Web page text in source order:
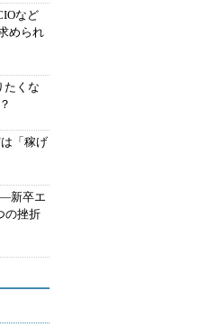
など
められ
たくな
「稼げ
新卒エ
の挫折